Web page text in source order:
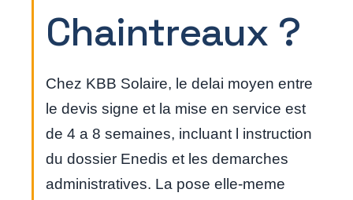
Chaintreaux ?
Chez KBB Solaire, le delai moyen entre
le devis signe et la mise en service est
de 4 a 8 semaines, incluant l instruction
du dossier Enedis et les demarches
administratives. La pose elle-meme